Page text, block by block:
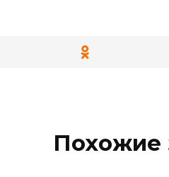
Похожие